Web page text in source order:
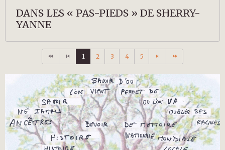
DANS LES « PAS-PIEDS » DE SHERRY-
YANNE
1 2 3 4 5